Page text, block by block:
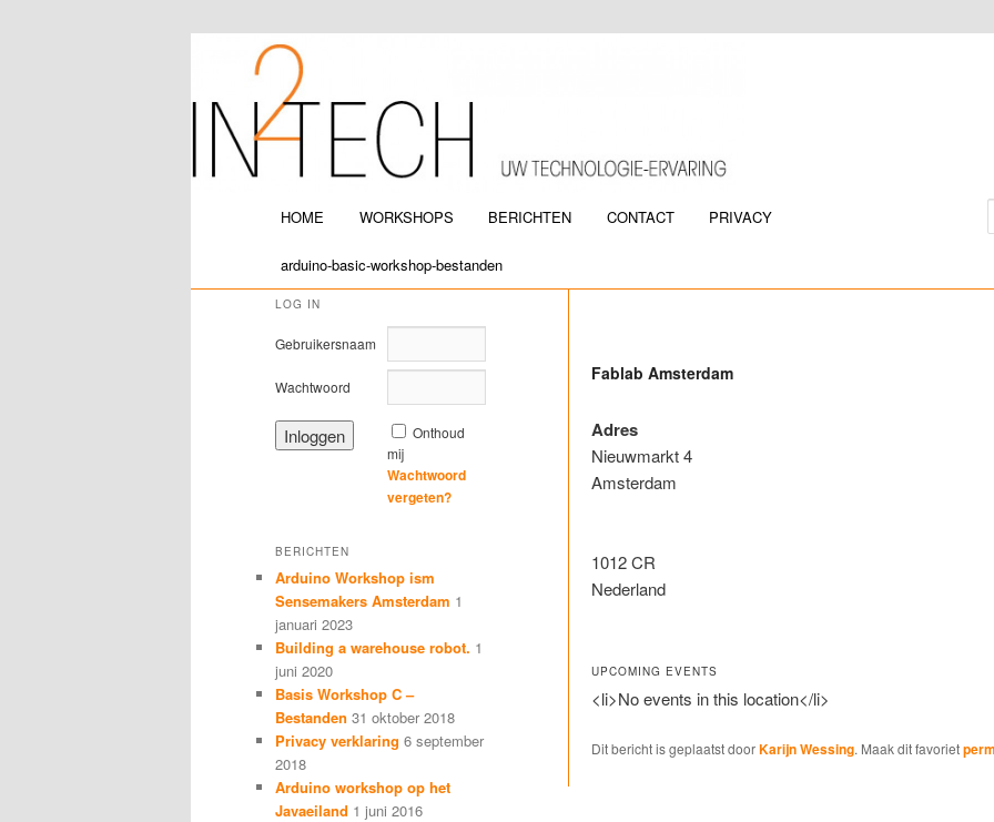
IN2TECH
Spring naar de primaire inhoud
Spring naar de secundaire inhoud
HOME WORKSHOPS BERICHTEN CONTACT PRIVACY
arduino-basic-workshop-bestanden
Fablab Amsterdam
Adres
Nieuwmarkt 4
Amsterdam
1012 CR
Nederland
UPCOMING EVENTS
<li>No events in this location</li>
Dit bericht is geplaatst doorKarijn Wessing. Maak dit favoriet
LOG IN
Gebruikersnaam
Wachtwoord
Onthoud
mij
Wachtwoord
vergeten?
BERICHTEN
Arduino Workshop ism
Sensemakers Amsterdam 1
januari 2023
Building a warehouse robot. 1
juni 2020
Basis Workshop C –
Bestanden 31 oktober 2018
Privacy verklaring 6 september
2018
Arduino workshop op het
Javaeiland 1 juni 2016